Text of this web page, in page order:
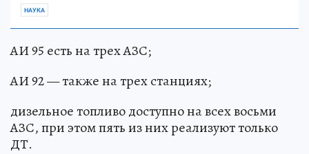
НАУКА
АИ 95 есть на трех АЗС;
АИ 92 — также на трех станциях;
дизельное топливо доступно на всех восьми
АЗС, при этом пять из них реализуют только
ДТ.